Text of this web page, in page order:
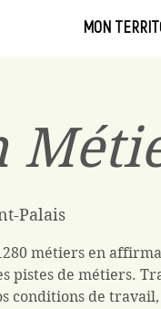
MON
Palais
métiers en
pistes de métiers.
conditions de